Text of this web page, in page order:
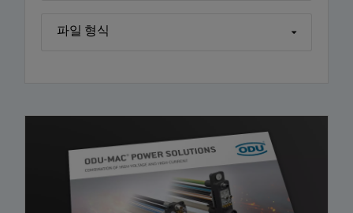
파일 형식